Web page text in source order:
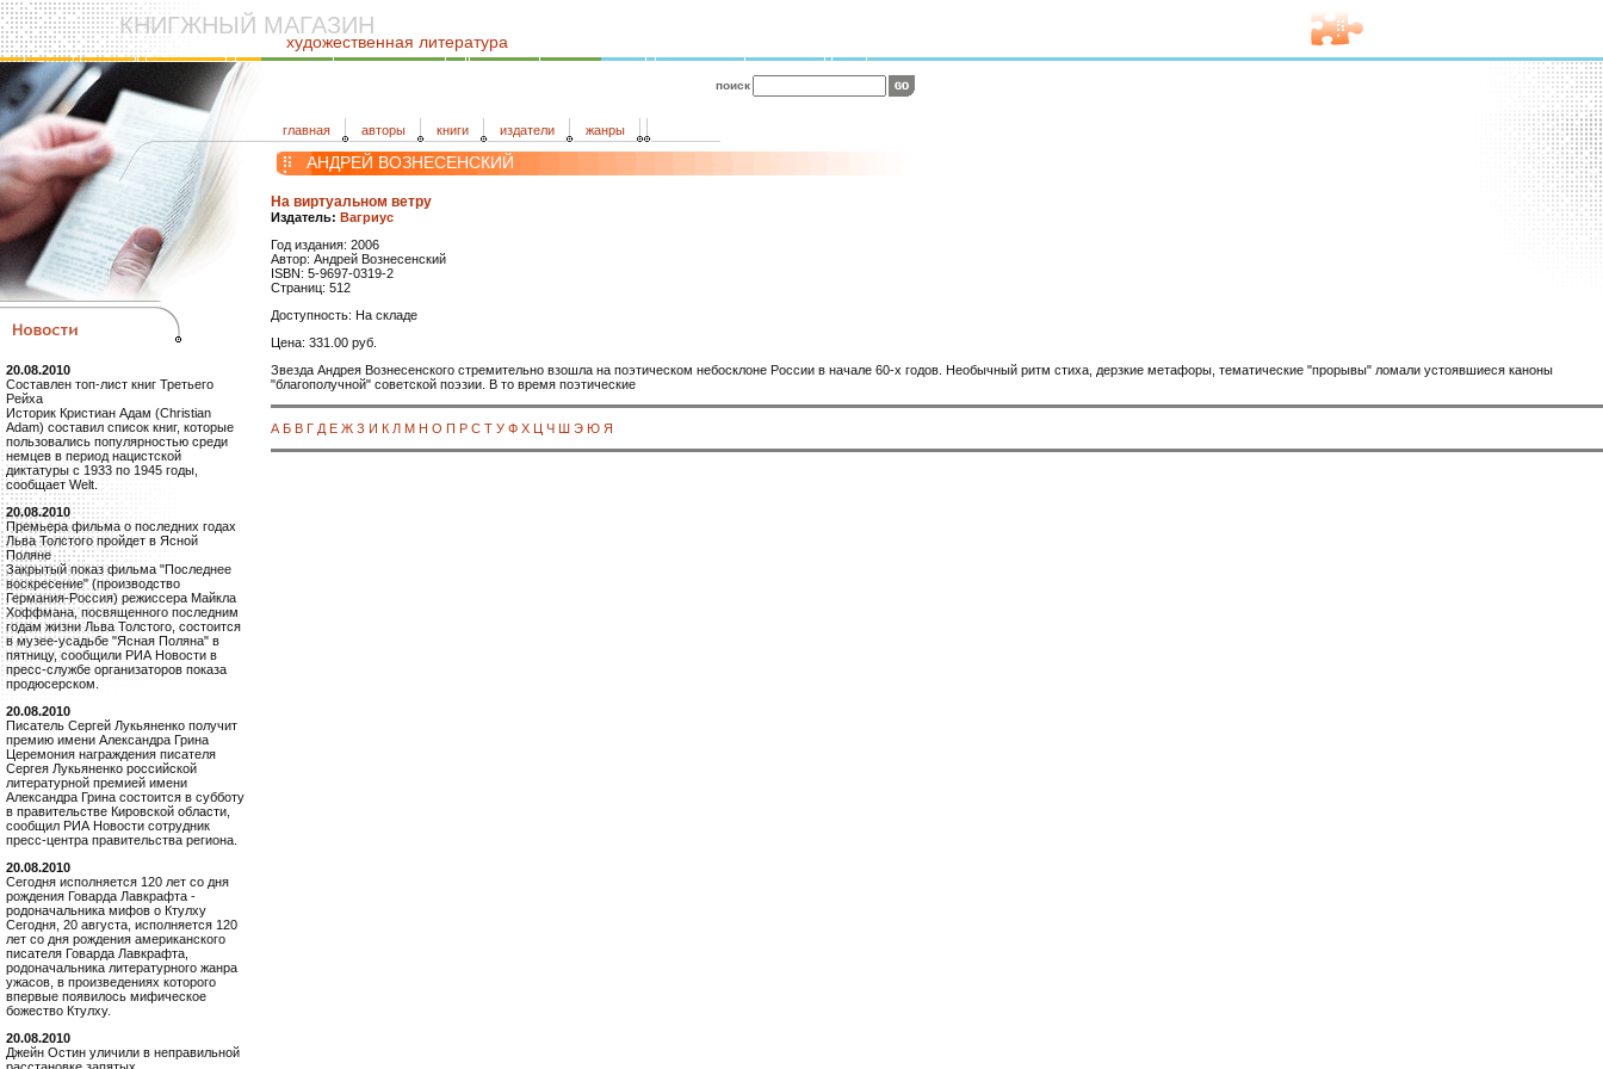
КНИГЖНЫЙ МАГАЗИН
художественная литература
поиск
главная авторы книги издатели жанры
20.08.2010
Составлен топ-лист книг Третьего
Рейха
Историк Кристиан Адам (Christian
Adam) составил список книг, которые
пользовались популярностью среди
немцев в период нацистской
диктатуры с 1933 по 1945 годы,
сообщает Welt.
20.08.2010
Премьера фильма о последних годах
Льва Толстого пройдет в Ясной
Поляне
Закрытый показ фильма "Последнее
воскресение" (производство
Германия-Россия) режиссера Майкла
Хоффмана, посвященного последним
годам жизни Льва Толстого, состоится
в музее-усадьбе "Ясная Поляна" в
пятницу, сообщили РИА Новости в
пресс-службе организаторов показа
продюсерском.
20.08.2010
Писатель Сергей Лукьяненко получит
премию имени Александра Грина
Церемония награждения писателя
Сергея Лукьяненко российской
литературной премией имени
Александра Грина состоится в субботу
в правительстве Кировской области,
сообщил РИА Новости сотрудник
пресс-центра правительства региона.
20.08.2010
Сегодня исполняется 120 лет со дня
рождения Говарда Лавкрафта -
родоначальника мифов о Ктулху
Сегодня, 20 августа, исполняется 120
лет со дня рождения американского
писателя Говарда Лавкрафта,
родоначальника литературного жанра
ужасов, в произведениях которого
впервые появилось мифическое
божество Ктулху.
20.08.2010
Джейн Остин уличили в неправильной
АНДРЕЙ ВОЗНЕСЕНСКИЙ
На виртуальном ветру
Издатель: Вагриус
Год издания: 2006
Автор: Андрей Вознесенский
ISBN: 5-9697-0319-2
Страниц: 512
Доступность: На складе
Цена: 331.00 руб.
Звезда Андрея Вознесенского стремительно взошла на поэтическом небосклоне России в начале 60-х годов. Необычный ритм стиха, дерзкие метафоры, тематические "прорывы" ломали устоявшиеся каноны
"благополучной" советской поэзии. В то время поэтические
А Б В Г Д Е Ж З И К Л М Н О П Р С Т У Ф Х Ц Ч Ш Э Ю Я